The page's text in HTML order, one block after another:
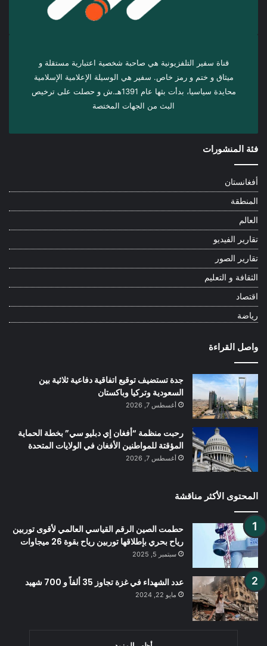
قناة سفير التلفزيونية هي صاحبة شخصية اعتبارية مستقلة و
ميثاق و ختم و رمز خاص. سفیر هي الوسيلة الإعلامية الإسلامية
محايدة سياسيا، بدأت بثها عام 1391هـ.ش و حصلت على ترخيص
البث من الجهات المختصة
فئة المنشورات
أفغانستان
المنطقة
العالم
تقارير الفيديو
تقارير الصور
الثقافة و التعليم
اقتصاد
رياضة
واصل القراءة
جدة تستضيف توقيع اتفاقية دفاعية ثلاثية بين
السعودية وتركيا وباكستان
أغسطس 7, 2026
رحبت منظمة “أفغان إي دبليو سي” بخطة الحماية
المؤقتة للمواطنين الأفغان في الولايات المتحدة
أغسطس 7, 2026
المحتوى الأكثر مناقشة
حطمت الصين الرقم القياسي العالمي لأقوى توربين
رياح بحري بإطلاقها توربين رياح بقوة 26 ميجاوات
سبتمبر 5, 2025
عدد الشهداء في غزة تجاوز 35 ألفاً و 700 شهيد
مايو 22, 2024